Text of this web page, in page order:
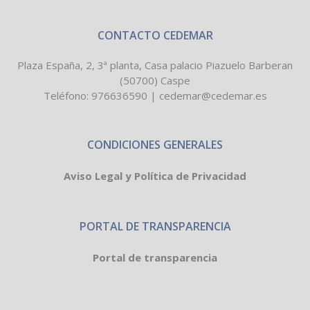
CONTACTO CEDEMAR
Plaza España, 2, 3ª planta, Casa palacio Piazuelo Barberan
(50700) Caspe
Teléfono: 976636590 | cedemar@cedemar.es
CONDICIONES GENERALES
Aviso Legal y Política de Privacidad
PORTAL DE TRANSPARENCIA
Portal de transparencia